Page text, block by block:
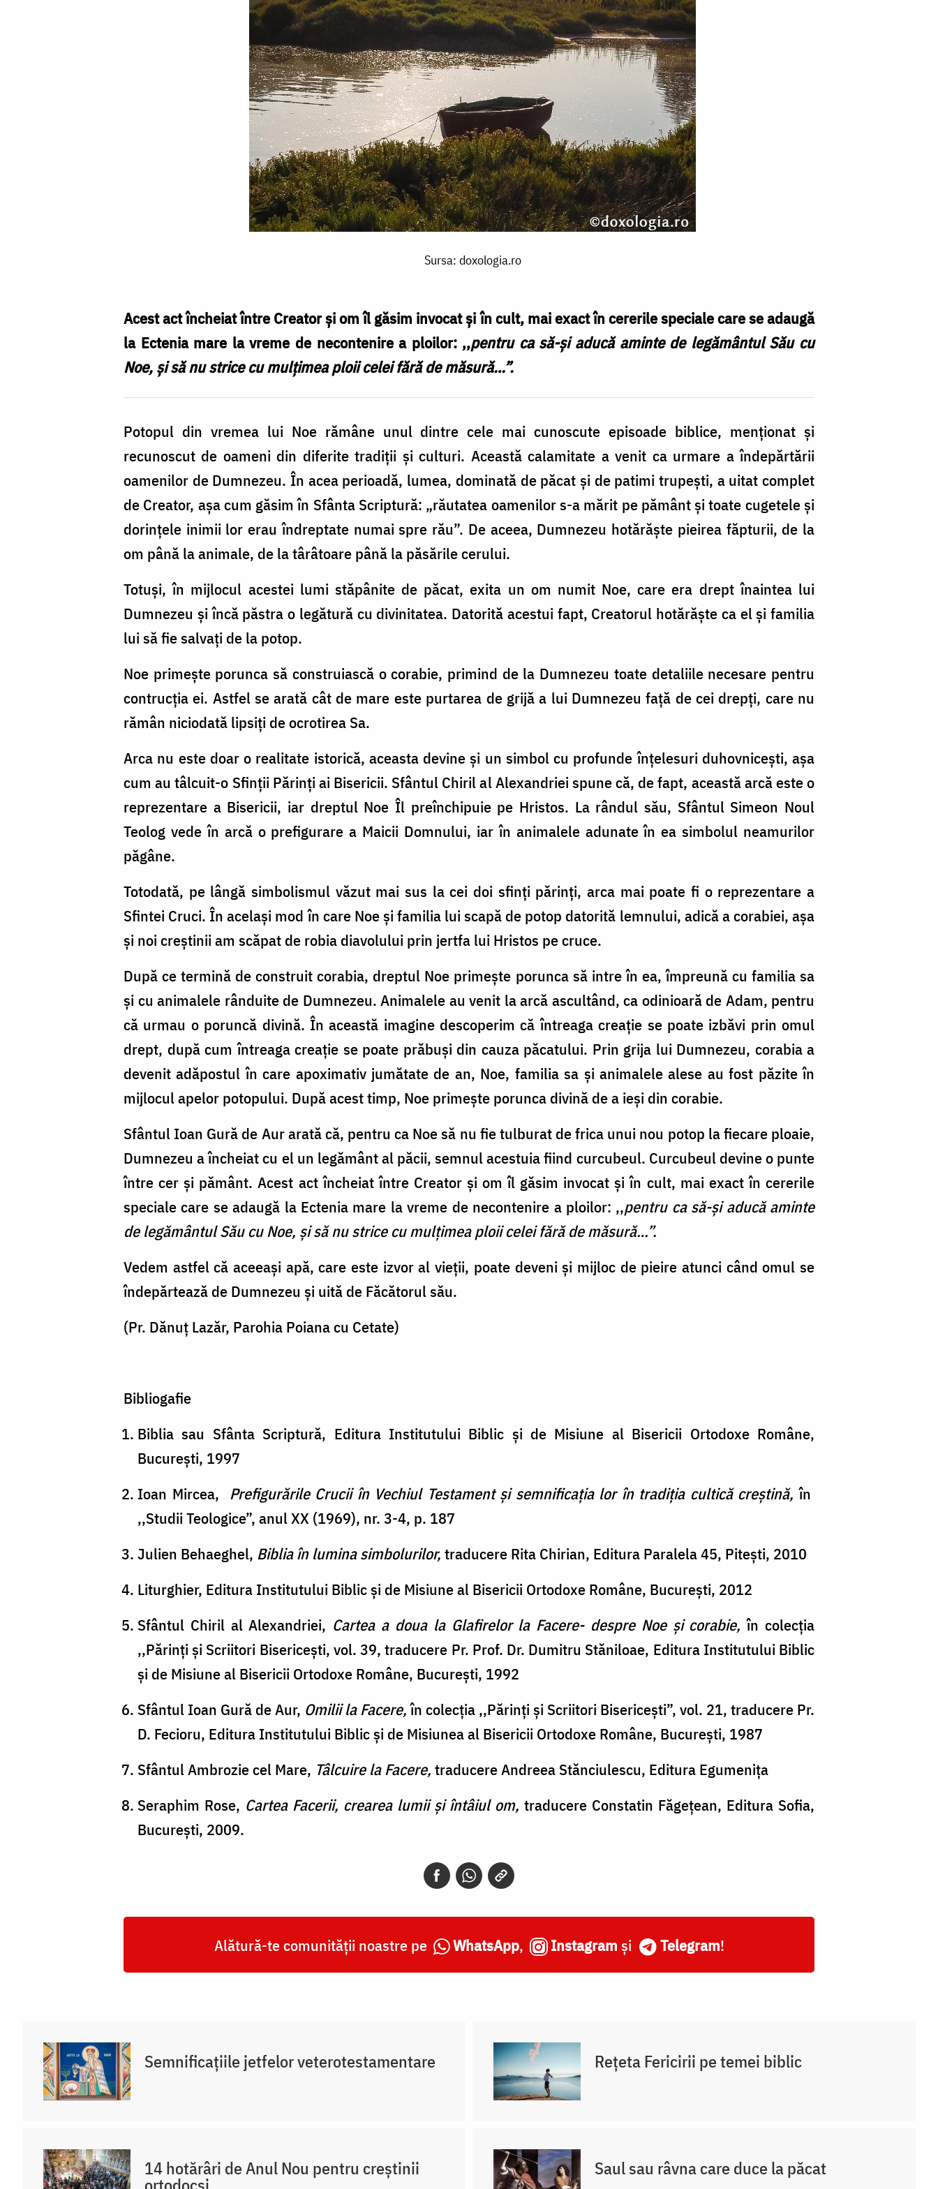
Sursa: doxologia.ro
Acest act încheiat între Creator și om îl găsim invocat și în cult, mai exact în cererile speciale care se adaugă
la Ectenia mare la vreme de necontenire a ploilor: ,,pentru ca să-și aducă aminte de legământul Său cu
Noe, și să nu strice cu mulțimea ploii celei fără de măsură…”.
Potopul din vremea lui Noe rămâne unul dintre cele mai cunoscute episoade biblice, menționat și
recunoscut de oameni din diferite tradiții și culturi. Această calamitate a venit ca urmare a îndepărtării
oamenilor de Dumnezeu. În acea perioadă, lumea, dominată de păcat și de patimi trupești, a uitat complet
de Creator, așa cum găsim în Sfânta Scriptură: „răutatea oamenilor s-a mărit pe pământ și toate cugetele și
dorințele inimii lor erau îndreptate numai spre rău”. De aceea, Dumnezeu hotărăște pieirea făpturii, de la
om până la animale, de la târâtoare până la păsările cerului.
Totuși, în mijlocul acestei lumi stăpânite de păcat, exita un om numit Noe, care era drept înaintea lui
Dumnezeu și încă păstra o legătură cu divinitatea. Datorită acestui fapt, Creatorul hotărăște ca el și familia
lui să fie salvați de la potop.
Noe primește porunca să construiască o corabie, primind de la Dumnezeu toate detaliile necesare pentru
contrucția ei. Astfel se arată cât de mare este purtarea de grijă a lui Dumnezeu față de cei drepți, care nu
rămân niciodată lipsiți de ocrotirea Sa.
Arca nu este doar o realitate istorică, aceasta devine și un simbol cu profunde înțelesuri duhovnicești, așa
cum au tâlcuit-o Sfinții Părinți ai Bisericii. Sfântul Chiril al Alexandriei spune că, de fapt, această arcă este o
reprezentare a Bisericii, iar dreptul Noe Îl preînchipuie pe Hristos. La rândul său, Sfântul Simeon Noul
Teolog vede în arcă o prefigurare a Maicii Domnului, iar în animalele adunate în ea simbolul neamurilor
păgâne.
Totodată, pe lângă simbolismul văzut mai sus la cei doi sfinți părinți, arca mai poate fi o reprezentare a
Sfintei Cruci. În același mod în care Noe și familia lui scapă de potop datorită lemnului, adică a corabiei, așa
și noi creștinii am scăpat de robia diavolului prin jertfa lui Hristos pe cruce.
După ce termină de construit corabia, dreptul Noe primește porunca să intre în ea, împreună cu familia sa
și cu animalele rânduite de Dumnezeu. Animalele au venit la arcă ascultând, ca odinioară de Adam, pentru
că urmau o poruncă divină. În această imagine descoperim că întreaga creație se poate izbăvi prin omul
drept, după cum întreaga creație se poate prăbuși din cauza păcatului. Prin grija lui Dumnezeu, corabia a
devenit adăpostul în care apoximativ jumătate de an, Noe, familia sa și animalele alese au fost păzite în
mijlocul apelor potopului. După acest timp, Noe primește porunca divină de a ieși din corabie.
Sfântul Ioan Gură de Aur arată că, pentru ca Noe să nu fie tulburat de frica unui nou potop la fiecare ploaie,
Dumnezeu a încheiat cu el un legământ al păcii, semnul acestuia fiind curcubeul. Curcubeul devine o punte
între cer și pământ. Acest act încheiat între Creator și om îl găsim invocat și în cult, mai exact în cererile
speciale care se adaugă la Ectenia mare la vreme de necontenire a ploilor: ,,pentru ca să-și aducă aminte
de legământul Său cu Noe, și să nu strice cu mulțimea ploii celei fără de măsură…”.
Vedem astfel că aceeași apă, care este izvor al vieții, poate deveni și mijloc de pieire atunci când omul se
îndepărtează de Dumnezeu și uită de Făcătorul său.
(Pr. Dănuț Lazăr, Parohia Poiana cu Cetate)
Bibliogafie
Biblia sau Sfânta Scriptură, Editura Institutului Biblic și de Misiune al Bisericii Ortodoxe Române,
București, 1997
Ioan Mircea, Prefigurările Crucii în Vechiul Testament și semnificația lor în tradiția cultică creștină,în
,,Studii Teologice”, anul XX (1969), nr. 3-4, p. 187
Julien Behaeghel, Biblia în lumina simbolurilor, traducere Rita Chirian, Editura Paralela 45, Pitești, 2010
Liturghier, Editura Institutului Biblic și de Misiune al Bisericii Ortodoxe Române, București, 2012
Sfântul Chiril al Alexandriei, Cartea a doua la Glafirelor la Facere- despre Noe și corabie,în colecția
,,Părinți și Scriitori Bisericești, vol. 39, traducere Pr. Prof. Dr. Dumitru Stăniloae, Editura Institutului Biblic
și de Misiune al Bisericii Ortodoxe Române, București, 1992
Sfântul Ioan Gură de Aur, Omilii la Facere,în colecția ,,Părinți și Scriitori Bisericești”, vol. 21, traducere Pr.
D. Fecioru, Editura Institutului Biblic și de Misiunea al Bisericii Ortodoxe Române, București, 1987
Sfântul Ambrozie cel Mare, Tâlcuire la Facere, traducere Andreea Stănciulescu, Editura Egumenița
Seraphim Rose, Cartea Facerii, crearea lumii și întâiul om, traducere Constatin Făgețean, Editura Sofia,
București, 2009.
Alătură-te comunității noastre pe WhatsApp, Instagram și Telegram!
Semnificațiile jetfelor veterotestamentare Reţeta Fericirii pe temei biblic
14 hotărâri de Anul Nou pentru creștinii Saul sau râvna care duce la păcat